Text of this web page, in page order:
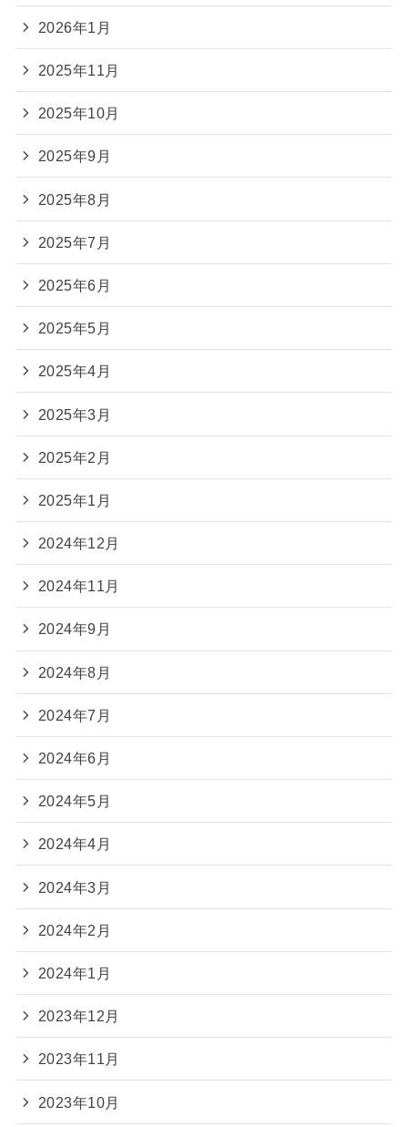
2026年1月
2025年11月
2025年10月
2025年9月
2025年8月
2025年7月
2025年6月
2025年5月
2025年4月
2025年3月
2025年2月
2025年1月
2024年12月
2024年11月
2024年9月
2024年8月
2024年7月
2024年6月
2024年5月
2024年4月
2024年3月
2024年2月
2024年1月
2023年12月
2023年11月
2023年10月